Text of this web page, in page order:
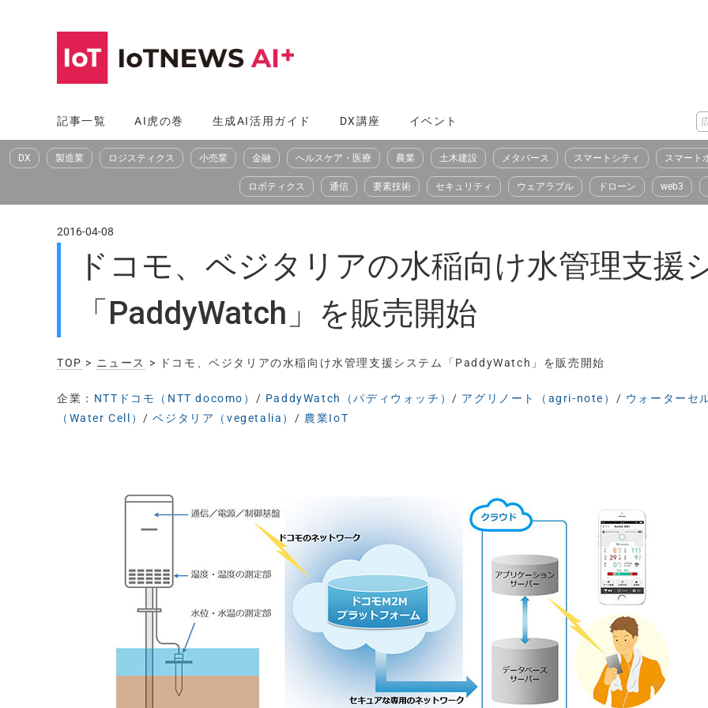
へ
ス
記事一覧 AI虎の巻 生成AI活用ガイド DX講座 イベント
DX 製造業 ロジスティクス 小売業 金融 ヘルスケア・医療 農業 土木建設 メタバース スマートシティ スマート
ロボティクス 通信 要素技術 セキュリティ ウェアラブル ドローン web3
2016-04-08
ドコモ、ベジタリアの水稲向け水管理支援
「PaddyWatch」を販売開始
TOP > ニュース > ドコモ、ベジタリアの水稲向け水管理支援システム「PaddyWatch」を販売開始
企業： NTTドコモ（NTT docomo） / PaddyWatch（パディウォッチ） / アグリノート（agri-note） / ウォーターセ
（Water Cell） /ベジタリア（vegetalia） / 農業IoT